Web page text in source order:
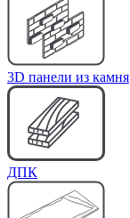
3D панели из камня
ДПК